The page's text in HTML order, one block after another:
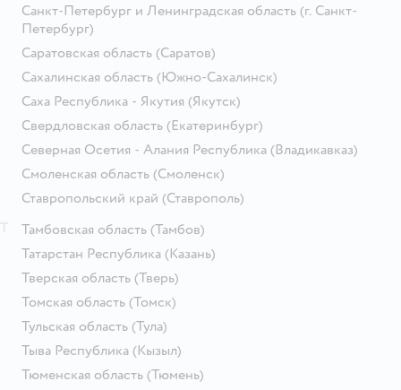
Санкт-Петербург и Ленинградская область (г. Санкт-
Петербург)
Саратовская область (Саратов)
Сахалинская область (Южно-Сахалинск)
Саха Республика - Якутия (Якутск)
Свердловская область (Екатеринбург)
Северная Осетия - Алания Республика (Владикавказ)
Смоленская область (Смоленск)
Ставропольский край (Ставрополь)
Тамбовская область (Тамбов)
Татарстан Республика (Казань)
Тверская область (Тверь)
Томская область (Томск)
Тульская область (Тула)
Тыва Республика (Кызыл)
Тюменская область (Тюмень)